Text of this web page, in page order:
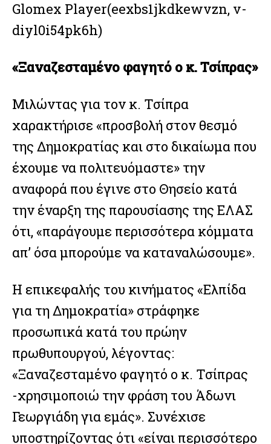
Glomex Player(eexbs1jkdkewvzn, v-
diyl0i54pk6h)
«Ξαναζεσταμένο φαγητό ο κ. Τσίπρας»
Μιλώντας για τον κ. Τσίπρα
χαρακτήρισε «προσβολή στον θεσμό
της Δημοκρατίας και στο δικαίωμα που
έχουμε να πολιτευόμαστε» την
αναφορά που έγινε στο Θησείο κατά
την έναρξη της παρουσίασης της ΕΛΑΣ
ότι, «παράγουμε περισσότερα κόμματα
απ’ όσα μπορούμε να καταναλώσουμε».
Η επικεφαλής του κινήματος «Ελπίδα
για τη Δημοκρατία» στράφηκε
προσωπικά κατά του πρώην
πρωθυπουργού, λέγοντας:
«Ξαναζεσταμένο φαγητό ο κ. Τσίπρας
-χρησιμοποιώ την φράση του Άδωνι
Γεωργιάδη για εμάς». Συνέχισε
υποστηρίζοντας ότι «είναι περισσότερο